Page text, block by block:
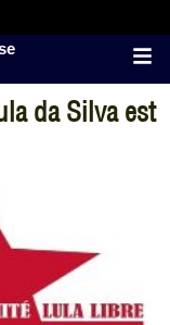
da Silva est